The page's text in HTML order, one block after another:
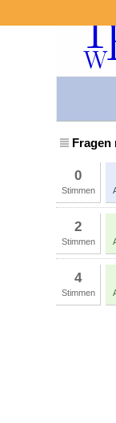
Fragen
0
Stimmen
2
Stimmen
4
Stimmen